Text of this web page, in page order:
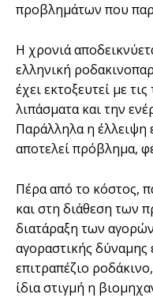
προβλημάτων που
Η χρονιά
ελληνική
έχει εκτοξευτεί με
λιπάσματα και την
Παράλληλα η έλλειψη
αποτελεί πρόβλημα,
Πέρα από το κόστος,
και στη διάθεση των
διατάραξη των
αγοραστικής δύναμης
επιτραπέζιο
ίδια στιγμή η